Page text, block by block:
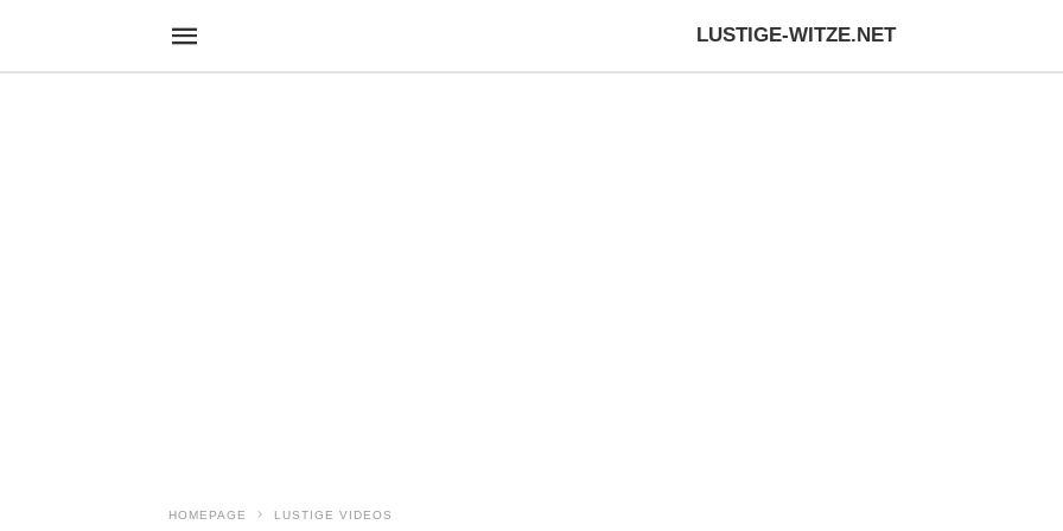
LUSTIGE-WITZE.NET
HOMEPAGE LUSTIGE VIDEOS